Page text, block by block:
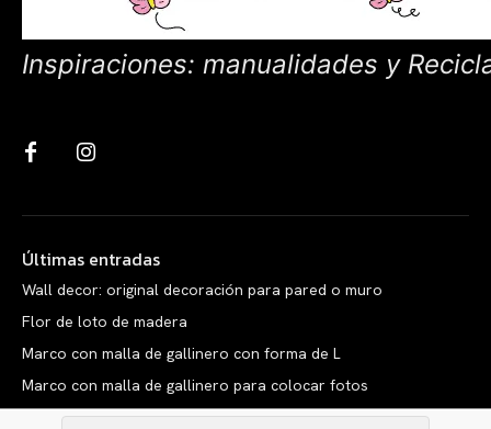
Inspiraciones: manualidades y
Últimas entradas
Wall decor: original decoración para pared o muro
Flor de loto de madera
Marco con malla de gallinero con forma de L
Marco con malla de gallinero para colocar fotos